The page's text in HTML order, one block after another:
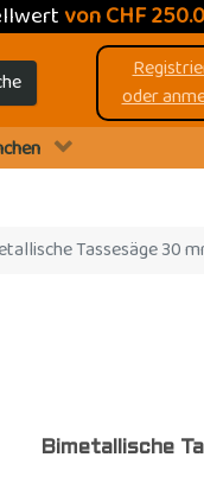
von CHF
oder
Tassesäge 30
Bimetallische